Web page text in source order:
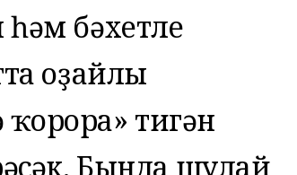
бәхетле
оҙайлы
тигән
Бында шулай